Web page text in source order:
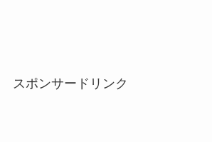
スポンサードリンク